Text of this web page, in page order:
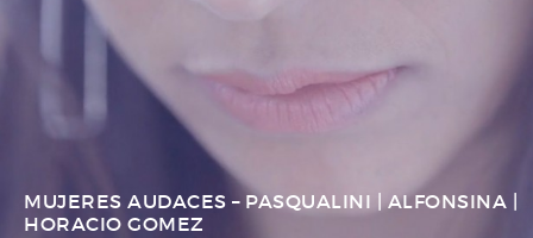
MUJERES AUDACES – PASQUALINI | ALFONSINA |
HORACIO GOMEZ